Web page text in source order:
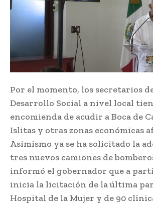
Por el momento, los secretarios
Desarrollo Social a nivel local
encomienda de acudir a Boca de
Islitas y otras zonas económicas
Asimismo ya se ha solicitado la
tres nuevos camiones de
informó el gobernador que a
inicia la licitación de la última
Hospital de la Mujer y de 90